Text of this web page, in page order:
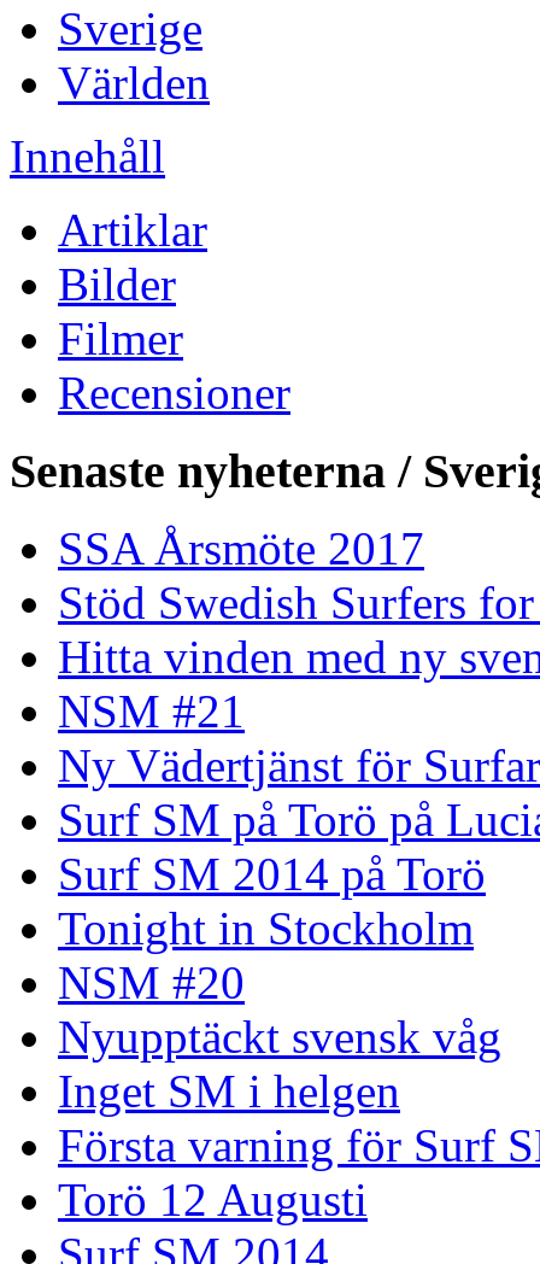
Sverige
Världen
Innehåll
Artiklar
Bilder
Filmer
Recensioner
Senaste nyheterna /
SSA Årsmöte 2017
Stöd Swedish Surfers
Hitta vinden med ny
NSM #21
Ny Vädertjänst för
Surf SM på Torö på
Surf SM 2014 på Torö
Tonight in Stockholm
NSM #20
Nyupptäckt svensk våg
Inget SM i helgen
Första varning för Surf
Torö 12 Augusti